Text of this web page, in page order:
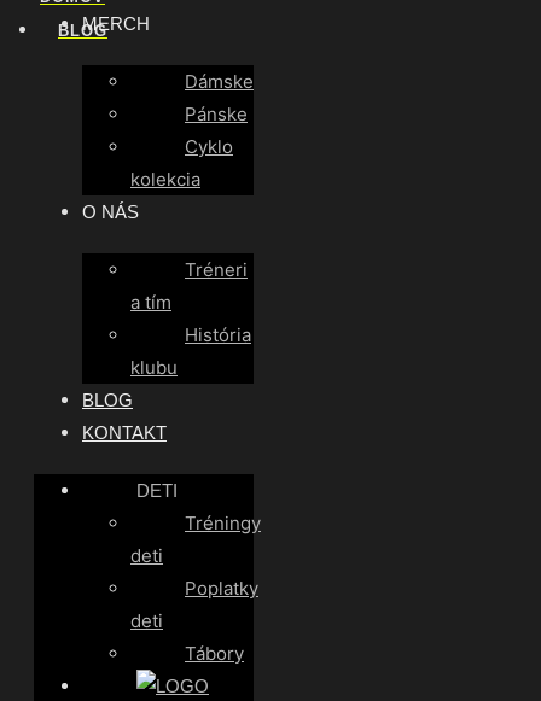
MERCH
Dámske
Pánske
Cyklo
kolekcia
O NÁS
Tréneri
a tím
História
klubu
BLOG
KONTAKT
DETI
Tréningy
deti
Poplatky
deti
Tábory
BLOG